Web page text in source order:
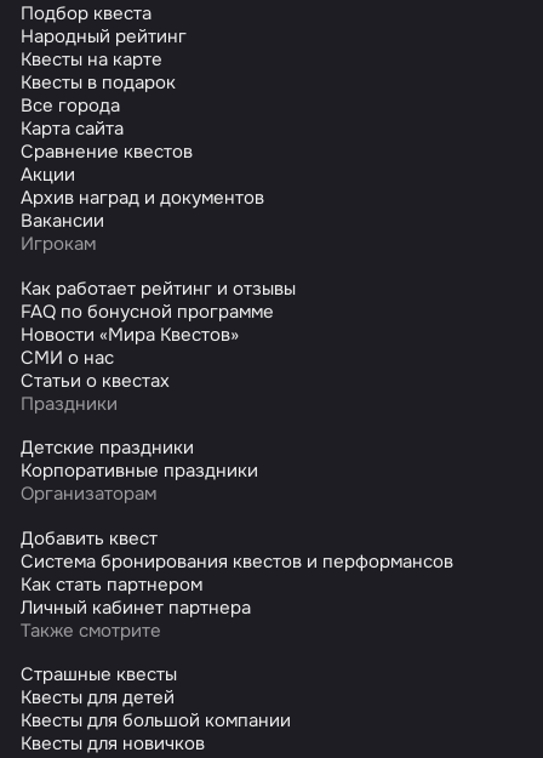
Подбор квеста
Народный рейтинг
Квесты на карте
Квесты в подарок
Все города
Карта сайта
Сравнение квестов
Акции
Архив наград и документов
Вакансии
Игрокам
Как работает рейтинг и отзывы
FAQ по бонусной программе
Новости «Мира Квестов»
СМИ о нас
Статьи о квестах
Праздники
Детские праздники
Корпоративные праздники
Организаторам
Добавить квест
Система бронирования квестов и перформансов
Как стать партнером
Личный кабинет партнера
Также смотрите
Страшные квесты
Квесты для детей
Квесты для большой компании
Квесты для новичков